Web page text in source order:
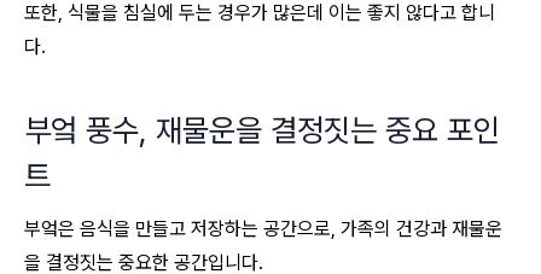
또한, 식물을 침실에 두는 경우가 많은데 이는 좋지 않다고 합니
다.
부엌 풍수, 재물운을 결정짓는 중요 포인
트
부엌은 음식을 만들고 저장하는 공간으로, 가족의 건강과 재물운
을 결정짓는 중요한 공간입니다.